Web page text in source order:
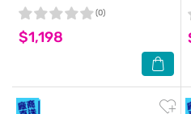
$1,198
(0)